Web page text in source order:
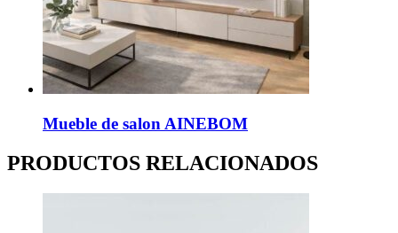
Mueble de salon AINEBOM
PRODUCTOS RELACIONADOS